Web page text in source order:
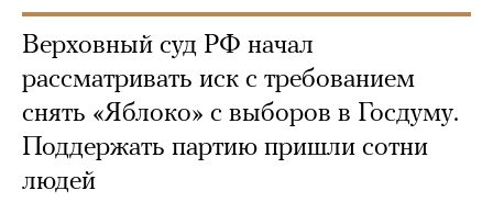
Верховный суд РФ начал
рассматривать иск с требованием
снять «Яблоко» с выборов в Госдуму.
Поддержать партию пришли сотни
людей